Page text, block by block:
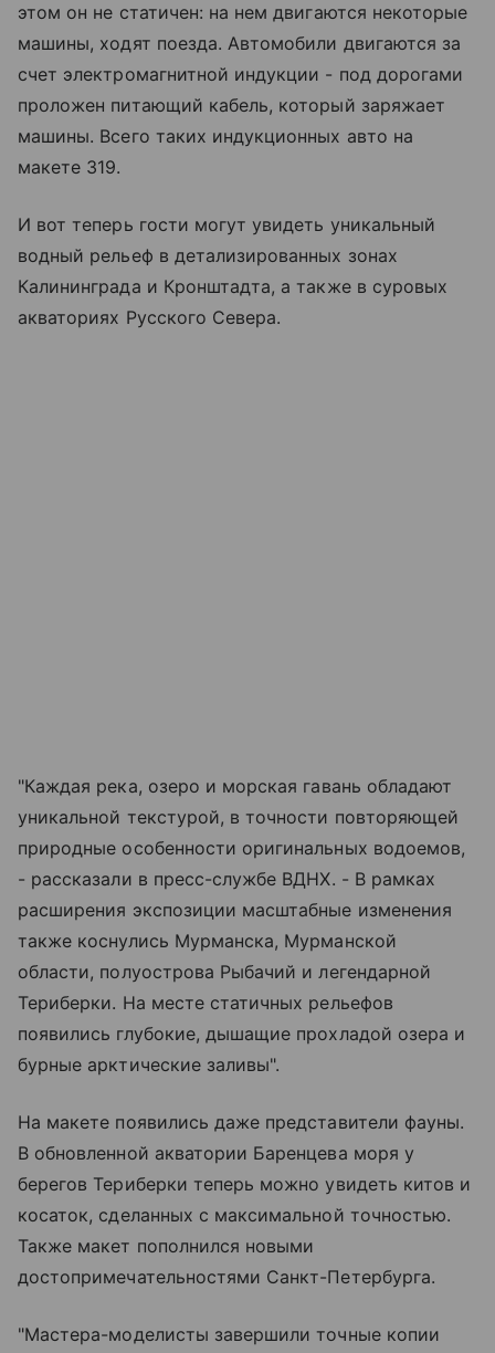
этом он не статичен: на нем двигаются некоторые
машины, ходят поезда. Автомобили двигаются за
счет электромагнитной индукции - под дорогами
проложен питающий кабель, который заряжает
машины. Всего таких индукционных авто на
макете 319.
И вот теперь гости могут увидеть уникальный
водный рельеф в детализированных зонах
Калининграда и Кронштадта, а также в суровых
акваториях Русского Севера.
"Каждая река, озеро и морская гавань обладают
уникальной текстурой, в точности повторяющей
природные особенности оригинальных водоемов,
- рассказали в пресс-службе ВДНХ. - В рамках
расширения экспозиции масштабные изменения
также коснулись Мурманска, Мурманской
области, полуострова Рыбачий и легендарной
Териберки. На месте статичных рельефов
появились глубокие, дышащие прохладой озера и
бурные арктические заливы".
На макете появились даже представители фауны.
В обновленной акватории Баренцева моря у
берегов Териберки теперь можно увидеть китов и
косаток, сделанных с максимальной точностью.
Также макет пополнился новыми
достопримечательностями Санкт-Петербурга.
"Мастера-моделисты завершили точные копии